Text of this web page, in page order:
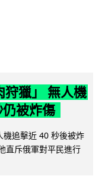
狩獵」 無人機
被炸傷
機追擊近 40 秒後被炸
直斥俄軍對平民進行